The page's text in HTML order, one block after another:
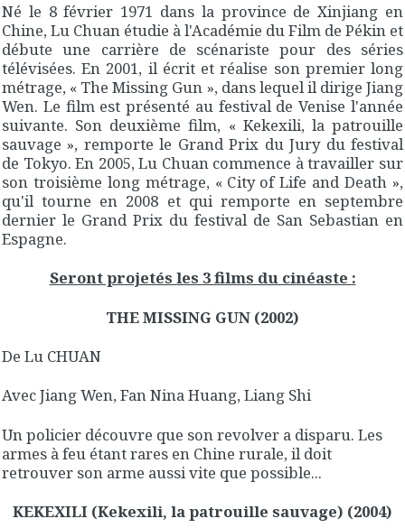
Né le 8 février 1971 dans la province de Xinjiang en
Chine, Lu Chuan étudie à l'Académie du Film de Pékin et
débute une carrière de scénariste pour des séries
télévisées. En 2001, il écrit et réalise son premier long
métrage, « The Missing Gun », dans lequel il dirige Jiang
Wen. Le film est présenté au festival de Venise l'année
suivante. Son deuxième film, « Kekexili, la patrouille
sauvage », remporte le Grand Prix du Jury du festival
de Tokyo. En 2005, Lu Chuan commence à travailler sur
son troisième long métrage, « City of Life and Death »,
qu'il tourne en 2008 et qui remporte en septembre
dernier le Grand Prix du festival de San Sebastian en
Espagne.
Seront projetés les 3 films du cinéaste :
THE MISSING GUN (2002)
De Lu CHUAN
Avec Jiang Wen, Fan Nina Huang, Liang Shi
Un policier découvre que son revolver a disparu. Les
armes à feu étant rares en Chine rurale, il doit
retrouver son arme aussi vite que possible...
KEKEXILI (Kekexili, la patrouille sauvage) (2004)